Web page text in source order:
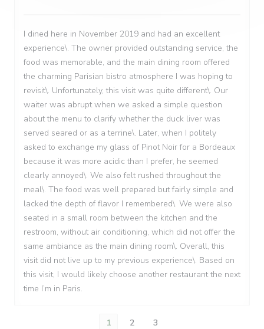
I dined here in November 2019 and had an excellent
experience\. The owner provided outstanding service, the
food was memorable, and the main dining room offered
the charming Parisian bistro atmosphere I was hoping to
revisit\. Unfortunately, this visit was quite different\. Our
waiter was abrupt when we asked a simple question
about the menu to clarify whether the duck liver was
served seared or as a terrine\. Later, when I politely
asked to exchange my glass of Pinot Noir for a Bordeaux
because it was more acidic than I prefer, he seemed
clearly annoyed\. We also felt rushed throughout the
meal\. The food was well prepared but fairly simple and
lacked the depth of flavor I remembered\. We were also
seated in a small room between the kitchen and the
restroom, without air conditioning, which did not offer the
same ambiance as the main dining room\. Overall, this
visit did not live up to my previous experience\. Based on
this visit, I would likely choose another restaurant the next
time I’m in Paris.
1 2 3